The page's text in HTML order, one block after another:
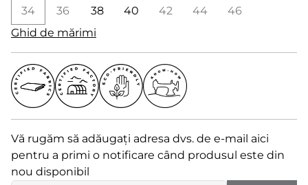
34 36 38 40 42 44
46
Ghid de mărimi
Vă rugăm să adăugați adresa dvs. de e-mail aici
pentru a primi o notificare când produsul este din
nou disponibil